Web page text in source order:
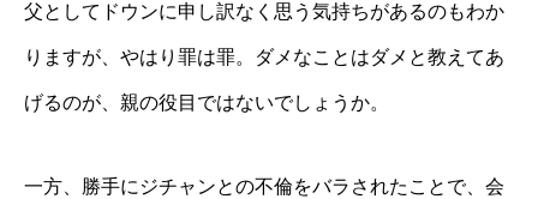
父としてドウンに申し訳なく思う気持ちがあるのもわか
りますが、やはり罪は罪。ダメなことはダメと教えてあ
げるのが、親の役目ではないでしょうか。
一方、勝手にジチャンとの不倫をバラされたことで、会